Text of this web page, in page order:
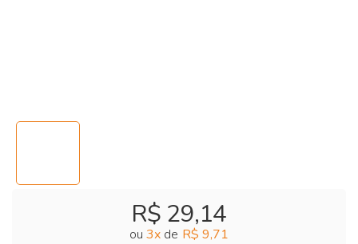
R$ 29,14
ou 3x de R$ 9,71